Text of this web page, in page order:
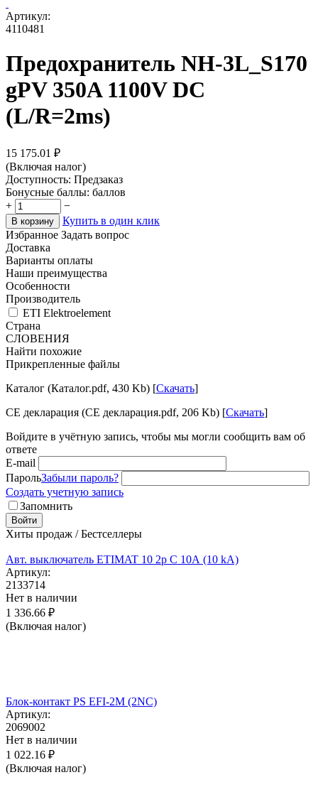
Артикул:
4110481
Предохранитель NH-3L_S170
gPV 350A 1100V DC
(L/R=2ms)
15 175.01 ₽
(Включая налог)
Доступность: Предзаказ
Бонусные баллы: баллов
+
−
В корзину
Купить в один клик
Избранное Задать вопрос
Доставка
Варианты оплаты
Наши преимущества
Особенности
Производитель
ETI Elektroelement
Страна
СЛОВЕНИЯ
Найти похожие
Прикрепленные файлы
Каталог (Каталог.pdf, 430 Kb) [Скачать]
CE декларация (CE декларация.pdf, 206 Kb) [Скачать]
Войдите в учётную запись, чтобы мы могли сообщить вам об
ответе
E-mail
ПарольЗабыли пароль?
Создать учетную запись
Запомнить
Войти
Хиты продаж / Бестселлеры
Авт. выключатель ETIMAT 10 2p C 10А (10 kA)
Артикул:
2133714
Нет в наличии
1 336.66 ₽
(Включая налог)
Блок-контакт PS EFI-2M (2NC)
Артикул:
2069002
Нет в наличии
1 022.16 ₽
(Включая налог)